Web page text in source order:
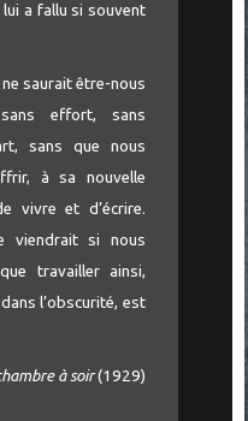
lui a fallu si souvent
saurait être-nous
effort, sans
sans que nous
à sa nouvelle
vivre et d’écrire.
viendrait si nous
travailler ainsi,
l’obscurité, est
à soir(1929)